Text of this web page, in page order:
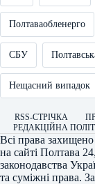
Полтаваобленерго
СБУ
Нещасний випадок
RSS-СТРІЧКА
РЕДАКЦІЙНА
Всі права
на сайті Полтава 24
законодавства
та суміжні права.